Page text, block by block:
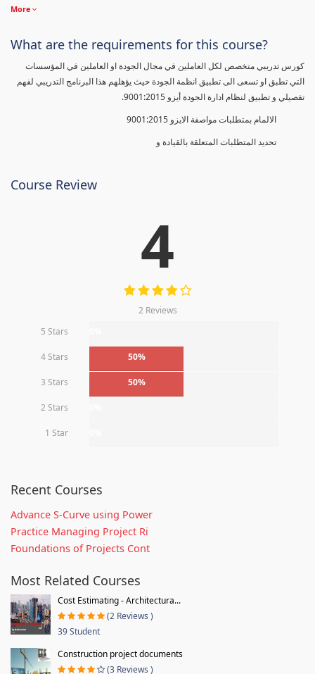
More
What are the requirements for this course?
كورس تدريبي متخصص لكل العاملين في مجال الجودة او العاملين في المؤسسات
التي تطبق او تسعى الى تطبيق انظمة الجودة حيث يؤهلهم هذا البرنامج التدريبي لفهم
تفصيلي و تطبيق لنظام ادارة الجودة أيزو 9001:2015.
الالمام بمتطلبات مواصفة الايزو 9001:2015
تحديد المتطلبات المتعلقة بالقيادة و
Course Review
4
2 Reviews
5 Stars
4 Stars 50%
3 Stars 50%
2 Stars
1 Star
Recent Courses
Advance S-Curve using Power
Practice Managing Project Ri
Foundations of Projects Cont
Most Related Courses
Cost Estimating - Architectura...
(2 Reviews )
39 Student
Construction project documents
(3 Reviews )